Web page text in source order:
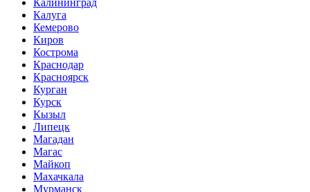
Калининград
Калуга
Кемерово
Киров
Кострома
Краснодар
Красноярск
Курган
Курск
Кызыл
Липецк
Магадан
Магас
Майкоп
Махачкала
Мурманск